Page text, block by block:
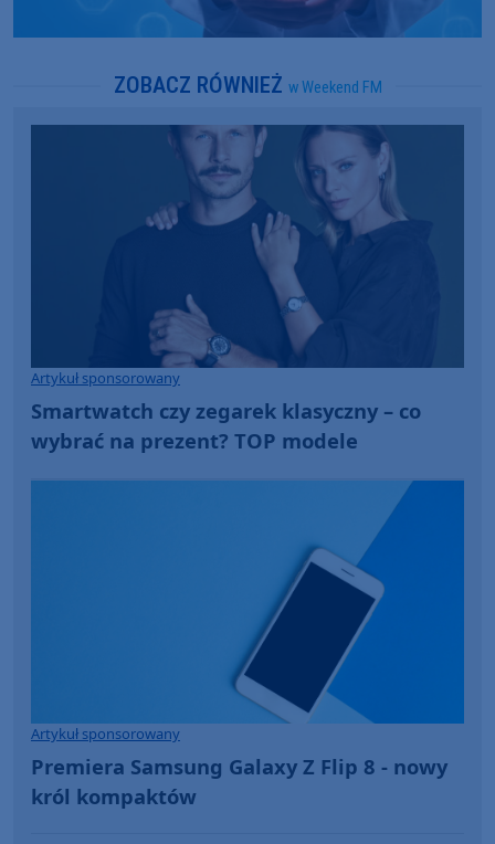
ZOBACZ RÓWNIEŻ w Weekend FM
Artykuł sponsorowany
Smartwatch czy zegarek klasyczny – co
wybrać na prezent? TOP modele
Artykuł sponsorowany
Premiera Samsung Galaxy Z Flip 8 - nowy
król kompaktów